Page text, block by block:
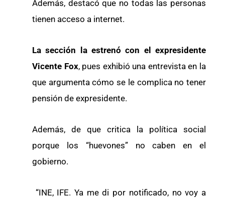
Además, destacó que no todas las personas
tienen acceso a internet.
La sección la estrenó con el expresidente
Vicente Fox, pues exhibió una entrevista en la
que argumenta cómo se le complica no tener
pensión de expresidente.
Además, de que critica la política social
porque los “huevones” no caben en el
gobierno.
“INE, IFE. Ya me di por notificado, no voy a